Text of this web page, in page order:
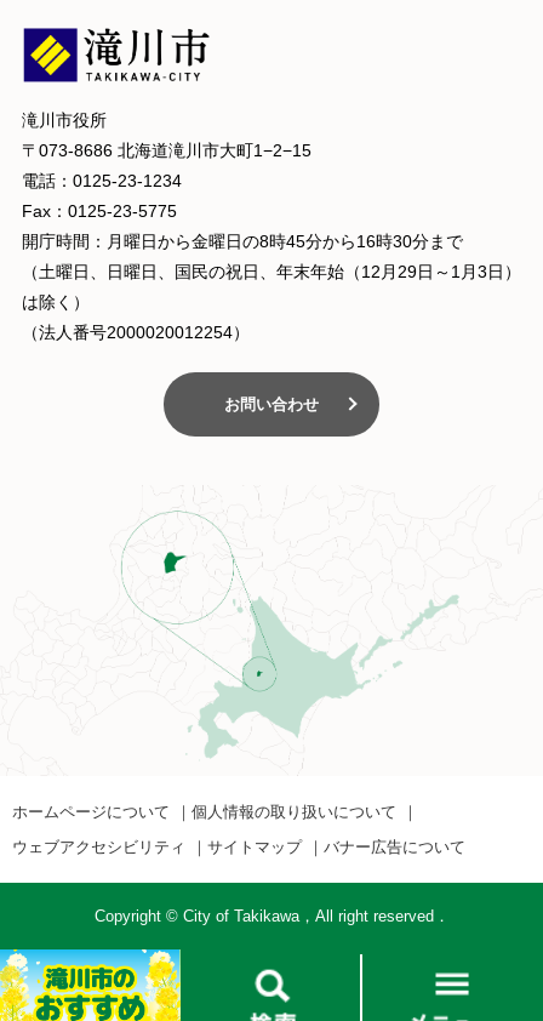
滝川市役所
〒073-8686 北海道滝川市大町1−2−15
電話：0125-23-1234
Fax：0125-23-5775
開庁時間：月曜日から金曜日の8時45分から16時30分まで
（土曜日、日曜日、国民の祝日、年末年始（12月29日～1月3日）
は除く）
（法人番号2000020012254）
お問い合わせ
ホームページについて
個人情報の取り扱いについて
ウェブアクセシビリティ
サイトマップ バナー広告について
Copyright © City of Takikawa，All right reserved．